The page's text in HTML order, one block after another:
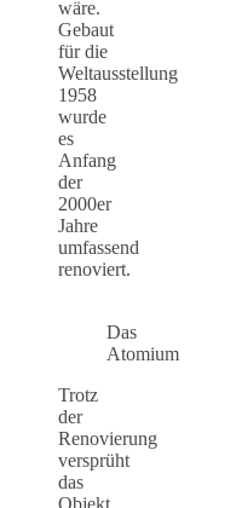
wäre.
Gebaut
für die
Weltausstellung
1958
wurde
es
Anfang
der
2000er
Jahre
umfassend
renoviert.
Das
Atomium
Trotz
der
Renovierung
versprüht
das